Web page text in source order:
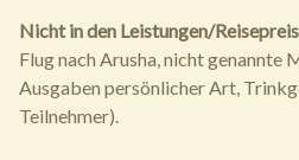
Nicht in den Leistungen/
Flug nach Arusha, nicht genannte
Ausgaben persönlicher Art,
Teilnehmer).